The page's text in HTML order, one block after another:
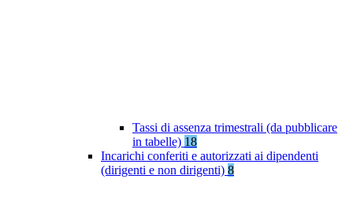
Tassi di assenza trimestrali (da pubblicare
in tabelle) 18
Incarichi conferiti e autorizzati ai dipendenti
(dirigenti e non dirigenti) 8